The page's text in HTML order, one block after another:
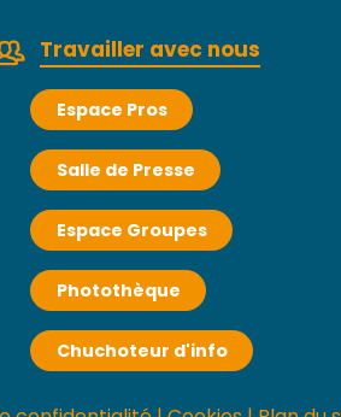
Travailler avec nous
Espace Pros
Salle de Presse
Espace Groupes
Photothèque
Chuchoteur d'info